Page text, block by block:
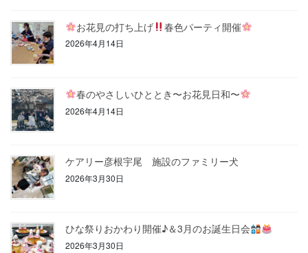
お花見の打ち上げ 春色パーティ開催
2026年4月14日
春のやさしいひととき〜お花見日和〜
2026年4月14日
ケアリー彦根宇尾 施設のファミリー犬
2026年3月30日
ひな祭りおかわり開催♪＆3月のお誕生日会
2026年3月30日